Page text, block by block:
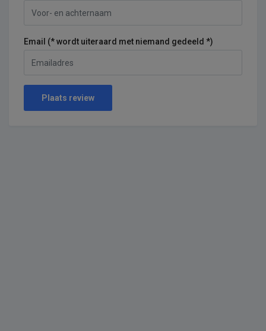
Email (* wordt uiteraard met niemand gedeeld *)
Plaats review